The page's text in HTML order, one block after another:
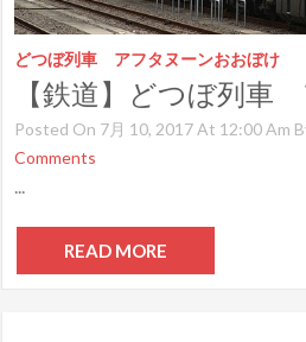
どつぼ列車 アフタヌーンおおぼけ
Posted On 7月 10, 2017 At 12:00 Am
Comments
...
READ MORE